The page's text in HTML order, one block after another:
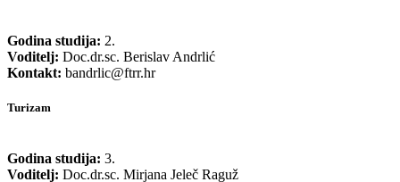
Godina studija: 2.
Voditelj: Doc.dr.sc. Berislav Andrlić
Kontakt: bandrlic@ftrr.hr
Turizam
Godina studija: 3.
Voditelj: Doc.dr.sc. Mirjana Jeleč Raguž